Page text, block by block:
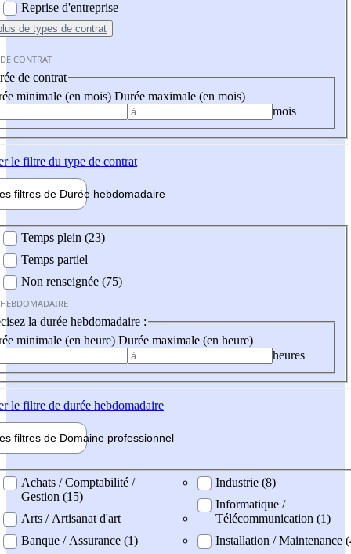
Reprise d'entreprise
de types de contrat
CONTRAT
de contrat
minimale (en mois) Durée maximale (en mois)
mois
le filtre du type de contrat
filtres de Durée hebdomadaire
Temps plein (23)
Temps partiel
Non renseignée (75)
la durée hebdomadaire :
minimale (en heure) Durée maximale (en heure)
heures
le filtre de durée hebdomadaire
filtres de Domaine professionnel
professionel
Achats / Comptabilité /
Gestion (15)
Arts / Artisanat d'art
Banque / Assurance (1)
Industrie (8)
Informatique /
Télécommunication (1)
Installation / Maintenance